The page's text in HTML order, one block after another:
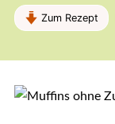
Zum Rezept